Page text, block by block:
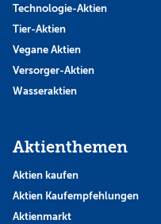
Technologie-Aktien
Tier-Aktien
Vegane Aktien
Versorger-Aktien
Wasseraktien
Aktienthemen
Aktien kaufen
Aktien Kaufempfehlungen
Aktienmarkt